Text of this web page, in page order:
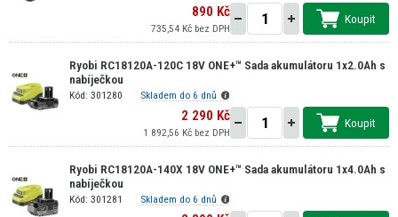
890 Kč
735,54 Kč bez DPH
Koupit
Ryobi RC18120A-120C 18V ONE+™ Sada akumulátoru 1x2.0Ah s
nabíječkou
Kód: 301280 Skladem do 6 dnů
2 290 Kč
1 892,56 Kč bez DPH
Koupit
Ryobi RC18120A-140X 18V ONE+™ Sada akumulátoru 1x4.0Ah s
nabíječkou
Kód: 301281 Skladem do 6 dnů